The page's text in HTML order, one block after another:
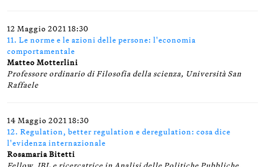
12 Maggio 2021 18:30
11. Le norme e le azioni delle persone: l'economia
comportamentale
Matteo Motterlini
Professore ordinario di Filosofia della scienza, Università San
Raffaele
14 Maggio 2021 18:30
12. Regulation, better regulation e deregulation: cosa dice
l'evidenza internazionale
Rosamaria Bitetti